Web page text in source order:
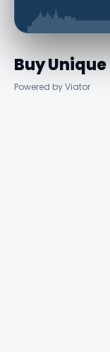
Buy
Powered by Viator